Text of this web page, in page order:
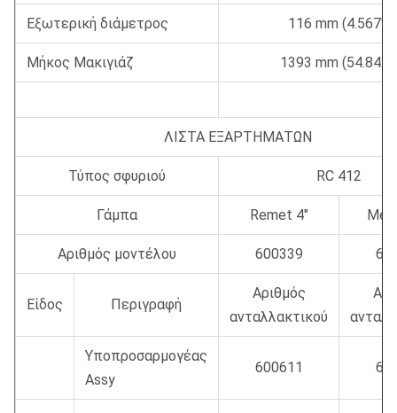
Εξωτερική διάμετρος 116 mm (4.567")
Μήκος Μακιγιάζ 1393 mm (54.842")
ΛΙΣΤΑ ΕΞΑΡΤΗΜΑΤΩΝ
Τύπος σφυριού RC 412
Γάμπα Remet 4"
Αριθμός μοντέλου 600339
Είδος Περιγραφή
Αριθμός
ανταλλακτικού
Υποπροσαρμογέας
Assy
600611